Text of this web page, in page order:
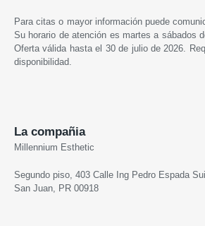
Para citas o mayor información puede
Su horario de atención es martes a sábados
Oferta válida hasta el 30 de julio de 2026.
disponibilidad.
La compañia
Millennium Esthetic
Segundo piso, 403 Calle Ing Pedro Espada
San Juan, PR 00918